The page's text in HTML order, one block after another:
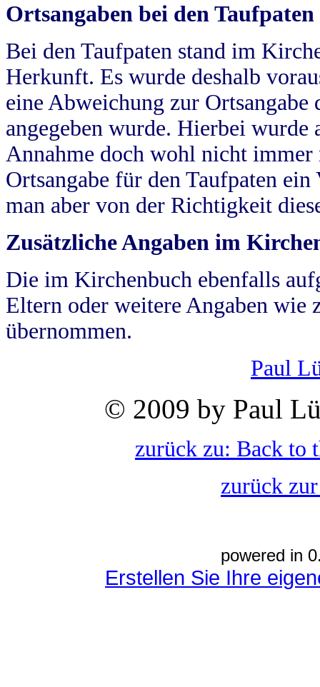
Ortsangaben bei den Taufpaten
Bei den Taufpaten stand im
Herkunft. Es wurde deshalb
eine Abweichung zur
angegeben wurde. Hierbei wurde
Annahme doch wohl nicht
Ortsangabe für den Taufpaten
man aber von der Richtigkeit
Zusätzliche Angaben im
Die im Kirchenbuch ebenfalls
Eltern oder weitere Angaben wie
übernommen.
Paul
© 2009 by Paul
zurück zu: Back to
zurück
powered in
Erstellen Sie Ihre